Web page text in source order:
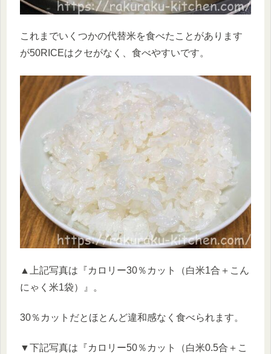
これまでいくつかの代替米を食べたことがあります
が50RICEはクセがなく、食べやすいです。
▲上記写真は『カロリー30％カット（白米1合＋こん
にゃく米1袋）』。
30％カットだとほとんど違和感なく食べられます。
▼下記写真は『カロリー50％カット（白米0.5合＋こ